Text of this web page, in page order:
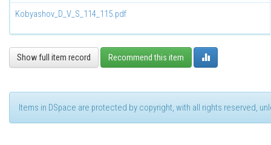
Kobyashov_D_V_S_114_115.pdf
Show full item record Recommend this item
Items in DSpace are protected by copyright, with all rights reserved,